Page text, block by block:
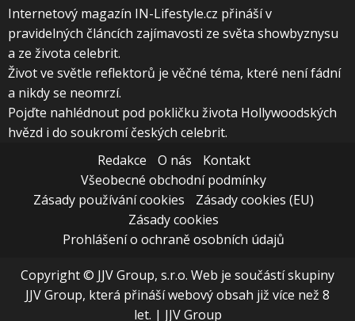
Internetový magazín IN-Lifestyle.cz přináší v
pravidelných článcích zajímavosti ze světa showbyznysu
a ze života celebrit.
Život ve světle reflektorů je věčné téma, které není fádní
a nikdy se neomrzí.
Pojďte nahlédnout pod pokličku života Hollywoodských
hvězd i do soukromí českých celebrit.
Redakce
O nás
Kontakt
Všeobecné obchodní podmínky
Zásady používání cookies
Zásady cookies (EU)
Zásady cookies
Prohlášení o ochraně osobních údajů
Copyright © JJV Group, s.r.o. Web je součástí skupiny
JJV Group, která přináší webový obsah již více než 8
let. | JJV Group